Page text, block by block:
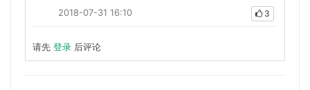
2018-07-31 16:10
3
请先 登录 后评论